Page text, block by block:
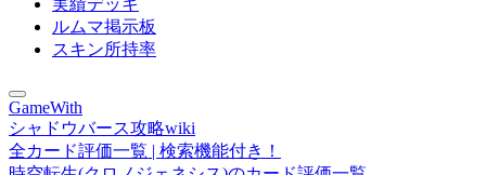
実績デッキ
ルムマ掲示板
スキン所持率
GameWith
シャドウバース攻略wiki
全カード評価一覧 | 検索機能付き！